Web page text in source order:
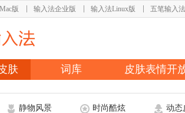
版 输入法企业版 输入法Linux版 五笔输入法
肤 词库 皮肤表情开
静物风景 时尚酷炫 动态